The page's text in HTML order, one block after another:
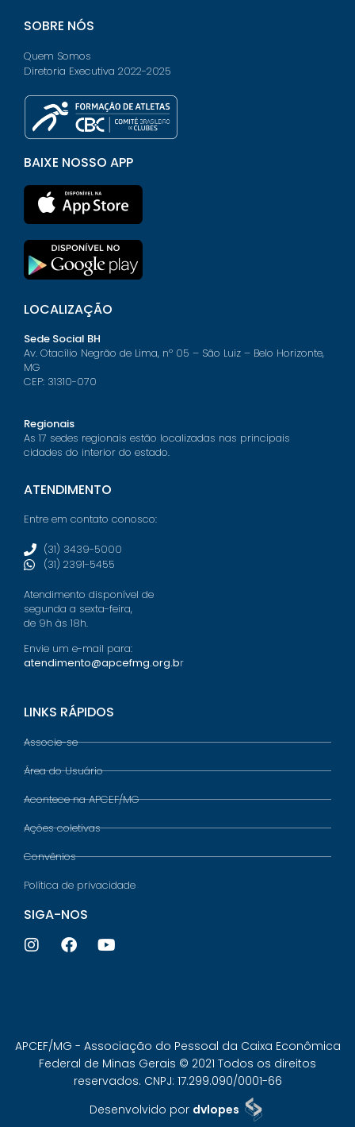
SOBRE NÓS
Quem Somos
Diretoria Executiva 2022-2025
BAIXE NOSSO APP
LOCALIZAÇÃO
Sede Social BH
Av. Otacílio Negrão de Lima, nº 05 – São Luiz – Belo Horizonte,
MG
CEP: 31310-070
Regionais
As 17 sedes regionais estão localizadas nas principais
cidades do interior do estado.
ATENDIMENTO
Entre em contato conosco:
(31) 3439-5000
(31) 2391-5455
Atendimento disponível de
segunda a sexta-feira,
de 9h às 18h.
Envie um e-mail para:
atendimento@apcefmg.org.br
LINKS RÁPIDOS
Associe-se
Área do Usuário
Acontece na APCEF/MG
Ações coletivas
Convênios
Política de privacidade
SIGA-NOS
APCEF/MG - Associação do Pessoal da Caixa Econômica
Federal de Minas Gerais © 2021 Todos os direitos
reservados. CNPJ: 17.299.090/0001-66
Desenvolvido por dvlopes